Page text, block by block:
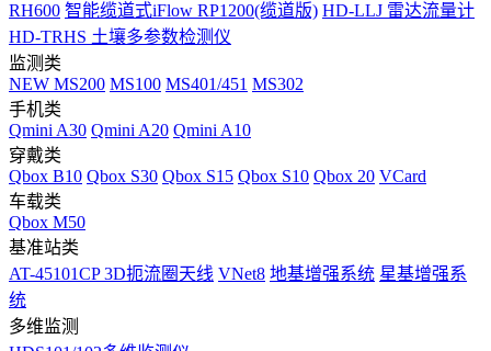
RH600 智能缆道式iFlow RP1200(缆道版) HD-LLJ 雷达流量计
HD-TRHS 土壤多参数检测仪
监测类
NEW MS200 MS100 MS401/451 MS302
手机类
Qmini A30 Qmini A20 Qmini A10
穿戴类
Qbox B10 Qbox S30 Qbox S15 Qbox S10 Qbox 20 VCard
车载类
Qbox M50
基准站类
AT-45101CP 3D扼流圈天线 VNet8 地基增强系统 星基增强系
统
多维监测